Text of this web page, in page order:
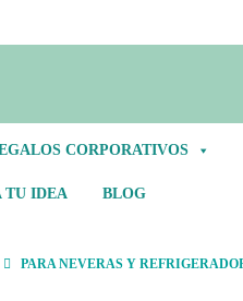
CORPORATIVOS
TU IDEA BLOG
PARA NEVERAS Y